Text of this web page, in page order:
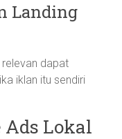
Landing
dapat
iklan itu sendiri
Ads Lokal